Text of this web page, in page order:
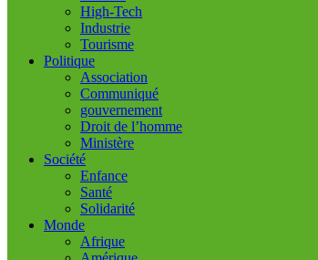
High-Tech
Industrie
Tourisme
Politique
Association
Communiqué
gouvernement
Droit de l’homme
Ministère
Société
Enfance
Santé
Solidarité
Monde
Afrique